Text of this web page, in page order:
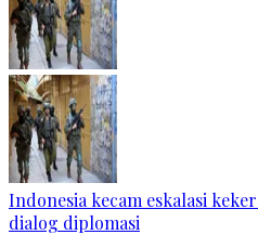
Indonesia kecam eskalasi
dialog diplomasi